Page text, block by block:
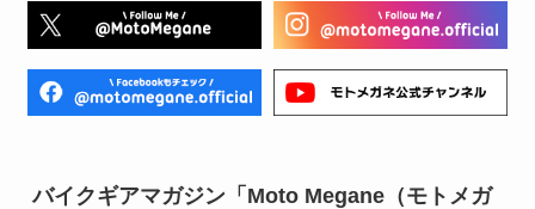
バイクギアマガジン「Moto Megane（モトメガ